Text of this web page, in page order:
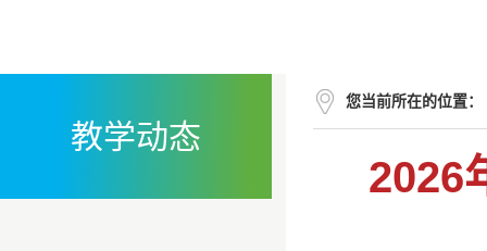
教学动态
您当前所在的位置：
2026